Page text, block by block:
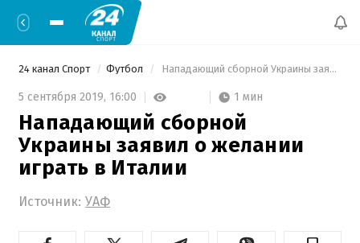
24 канал Спорт Футбол Нападающий сборной Украины заявил о желании играть в Италии
5 сентября 2019, 16:00 1 мин
Нападающий сборной
Украины заявил о желании
играть в Италии
Источник: УАФ